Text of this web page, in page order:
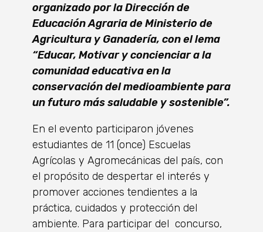
organizado por la Dirección de
Educación Agraria de Ministerio de
Agricultura y Ganadería, con el lema
“Educar, Motivar y concienciar a la
comunidad educativa en la
conservación del medioambiente para
un futuro más saludable y sostenible”.
En el evento participaron jóvenes
estudiantes de 11 (once) Escuelas
Agrícolas y Agromecánicas del país, con
el propósito de despertar el interés y
promover acciones tendientes a la
práctica, cuidados y protección del
ambiente. Para participar del concurso,